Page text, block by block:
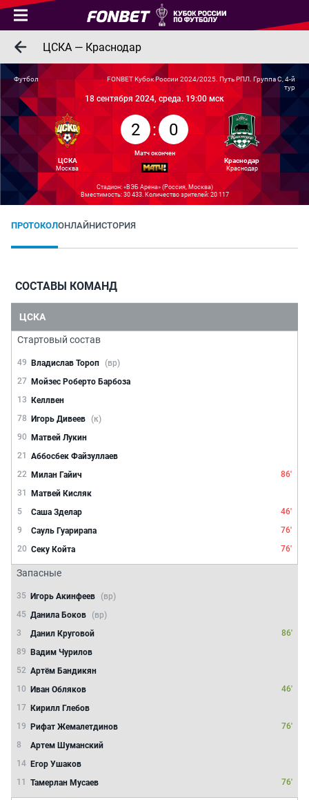
ЦСКА — Краснодар
Футбол
18 сентября 2024, среда. 19:00 мск
FONBET Кубок России 2024/2025. Путь РПЛ. Группа C, 4-й
тур
ЦСКА
Москва
2 : 0
Матч окончен
Краснодар
Краснодар
Стадион: «ВЭБ Арена» (Россия, Москва)
Вместимость: 30 433. Количество зрителей: 20 117
ПРОТОКОЛОНЛАЙНИСТОРИЯ
СОСТАВЫ КОМАНД
ЦСКА
Стартовый состав
49 Владислав Тороп (вр)
27 Мойзес Роберто Барбоза
13 Келлвен
78 Игорь Дивеев (к)
90 Матвей Лукин
21
Аббосбек Файзуллаев
22 Милан Гайич
86'
31
Матвей Кисляк
5
Саша Зделар
46'
9
Сауль Гуарирапа
76'
20 Секу Койта 76'
Запасные
35 Игорь Акинфеев
(вр)
45 Данила Боков
(вр)
3
Данил Круговой
86'
89 Вадим Чурилов
52 Артём Бандикян
10 Иван Обляков
46'
17 Кирилл Глебов
19 Рифат Жемалетдинов
76'
8
Артем Шуманский
14 Егор Ушаков
11
Тамерлан Мусаев 76'